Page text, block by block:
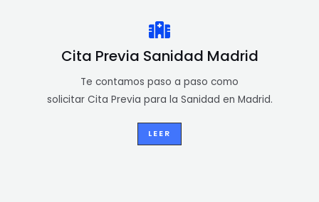
Cita Previa Sanidad Madrid
Te contamos paso a paso como
solicitar Cita Previa para la Sanidad en Madrid.
LEER